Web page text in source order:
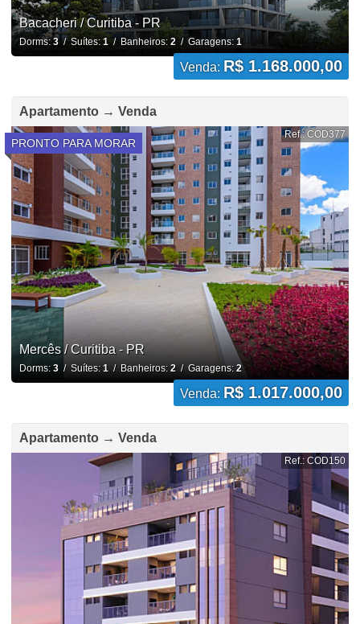
Bacacheri / Curitiba - PR
Dorms:3/ Suítes: 1 / Banheiros: 2 / Garagens: 1
Venda: R$ 1.168.000,00
Apartamento → Venda
PRONTO PARA MORAR
Ref.: COD377
Mercês / Curitiba - PR
Dorms: 3/ Suítes: 1/ Banheiros: 2/ Garagens: 2
Venda: R$ 1.017.000,00
Apartamento → Venda
Ref.: COD150